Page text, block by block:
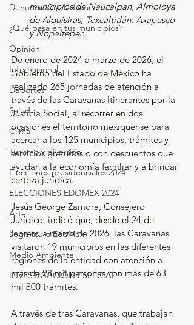
Denuncia Ciudadana
¿Qué pasa en tus municipios?
Opinión
Internacional
Deportes
Salud
Clima
Turismo y diversión
Elecciones presidenciales 2024
ELECCIONES EDOMEX 2024
Arte
Legislatura EdoMéx
Medio Ambiente
INVESTIGACIÓN ESPECIAL
municipios de Naucalpan, Almoloya
de Alquisiras, Texcaltitlán, Axapusco
y Nopaltepec.
De enero de 2024 a marzo de 2026, el
Gobierno del Estado de México ha
realizado 265 jornadas de atención a
través de las Caravanas Itinerantes por la
Justicia Social, al recorrer en dos
ocasiones el territorio mexiquense para
acercar a los 125 municipios, trámites y
servicios gratuitos o con descuentos que
ayudan a la economía familiar y a brindar
certeza jurídica.
Jesús George Zamora, Consejero
Jurídico, indicó que, desde el 24 de
febrero a marzo de 2026, las Caravanas
visitaron 19 municipios en las diferentes
regiones de la entidad con atención a
más de 28 mil personas con más de 63
mil 800 trámites.
A través de tres Caravanas, que trabajan